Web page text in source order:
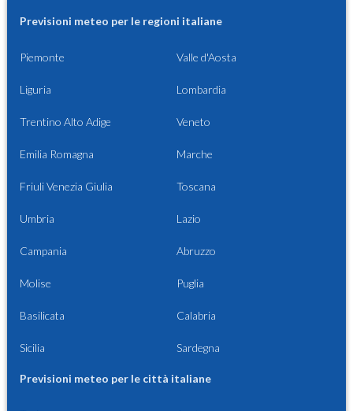
Previsioni meteo per le regioni italiane
Piemonte Valle d'Aosta
Liguria Lombardia
Trentino Alto Adige Veneto
Emilia Romagna Marche
Friuli Venezia Giulia Toscana
Umbria Lazio
Campania Abruzzo
Molise Puglia
Basilicata Calabria
Sicilia Sardegna
Previsioni meteo per le città italiane